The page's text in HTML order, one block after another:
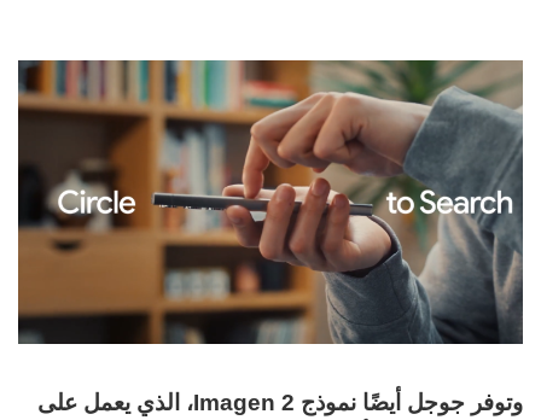
وتوفر جوجل أيضًا نموذج Imagen 2، الذي يعمل على